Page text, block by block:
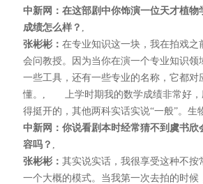
中新网：在这部剧中你饰演一位天才植
成绩怎么样？ ,
张彬彬： 在专业知识这一块，我在拍戏
会问教授。因为当你在演一个专业知识
一些工具，还有一些专业的名称，它都
懂。, 上学时期我的数学成绩非常好，
得挺开的，其他两科实话实说“一般”。
中新网：你说看剧本时经常猜不到虞书
容吗？ ,
张彬彬： 其实说实话，我很享受这种不
一个大概的模式。当我第一次去拍的时候